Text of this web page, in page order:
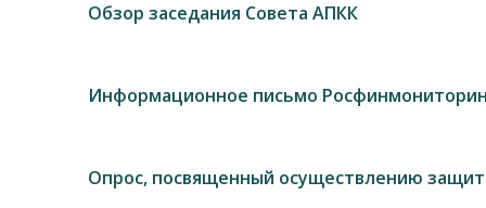
Обзор заседания Совета АПКК
Информационное письмо
Опрос, посвященный осуществлению